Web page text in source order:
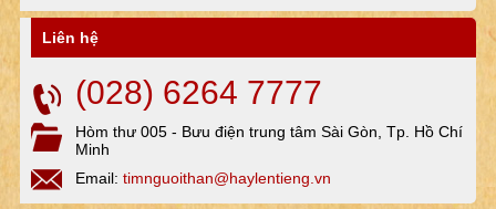
Liên hệ
(028) 6264 7777
Hòm thư 005 - Bưu điện trung tâm Sài Gòn, Tp. Hồ Chí
Minh
Email: timnguoithan@haylentieng.vn